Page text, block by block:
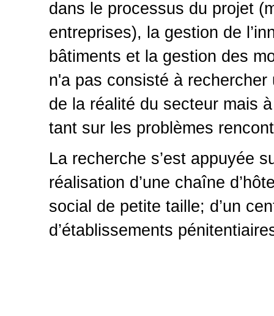
dans le processus du projet
entreprises), la gestion de
bâtiments et la gestion des
n'a pas consisté à
de la réalité du secteur mais
tant sur les problèmes
La recherche s’est appuyée
réalisation d’une chaîne
social de petite taille; d’un
d’établissements